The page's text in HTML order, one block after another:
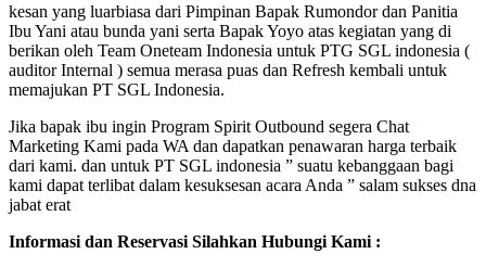
kesan yang luarbiasa dari Pimpinan Bapak Rumondor dan Panitia
Ibu Yani atau bunda yani serta Bapak Yoyo atas kegiatan yang di
berikan oleh Team Oneteam Indonesia untuk PTG SGL indonesia (
auditor Internal ) semua merasa puas dan Refresh kembali untuk
memajukan PT SGL Indonesia.
Jika bapak ibu ingin Program Spirit Outbound segera Chat
Marketing Kami pada WA dan dapatkan penawaran harga terbaik
dari kami. dan untuk PT SGL indonesia ” suatu kebanggaan bagi
kami dapat terlibat dalam kesuksesan acara Anda ” salam sukses dna
jabat erat
Informasi dan Reservasi Silahkan Hubungi Kami :